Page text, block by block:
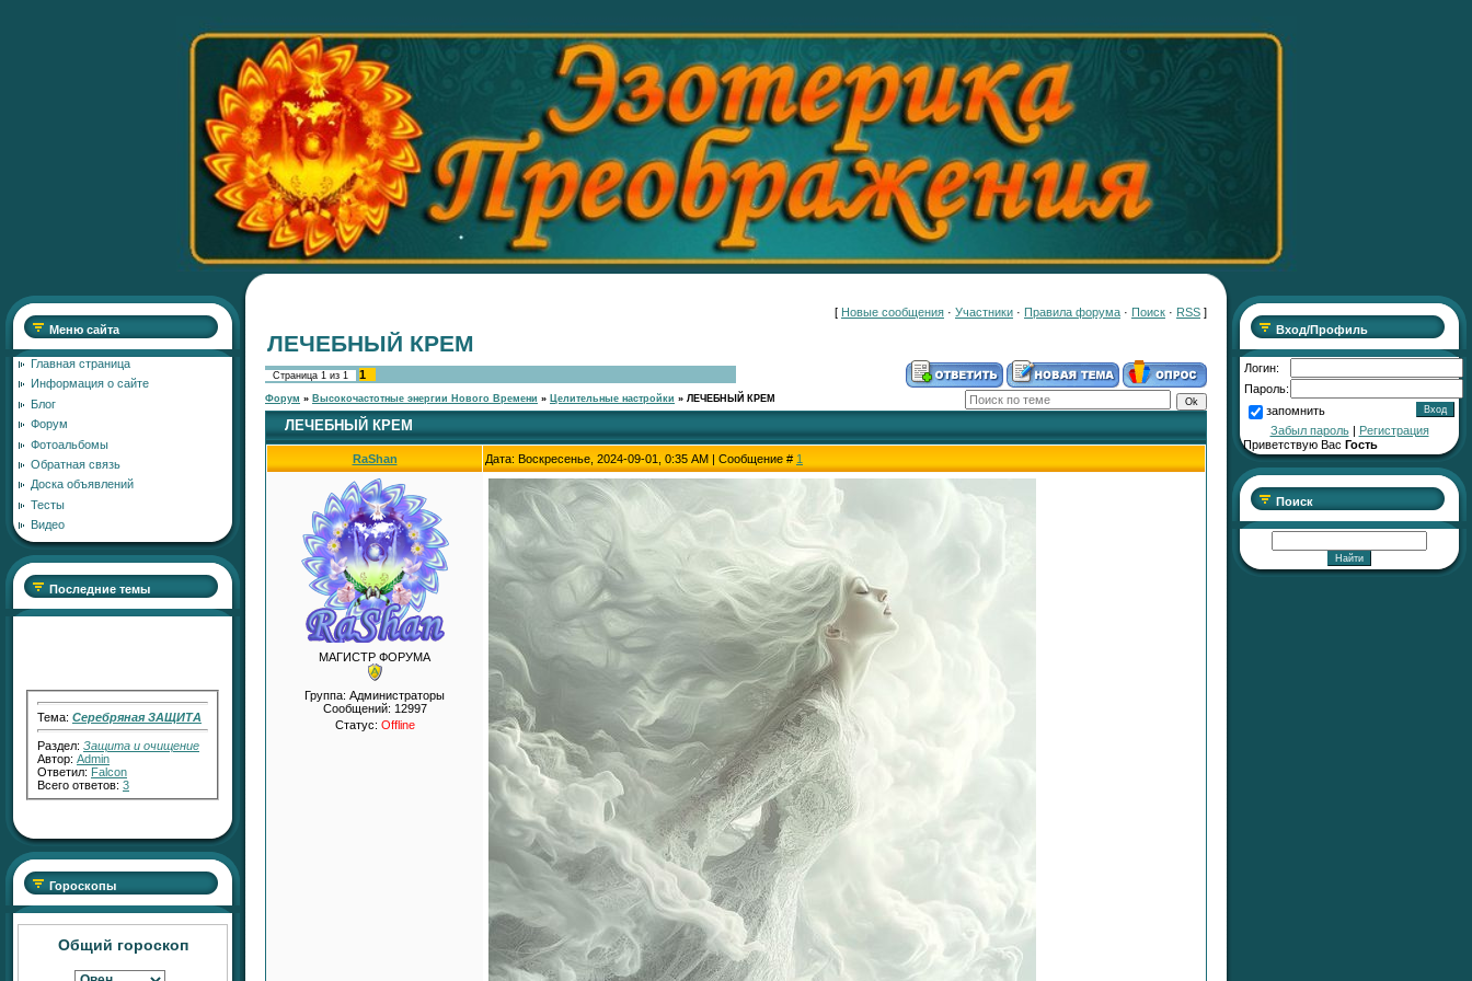
Меню сайта
Главная страница
Информация о сайте
Блог
Форум
Фотоальбомы
Обратная связь
Доска объявлений
Тесты
Видео
Последние темы
Тема:Серебряная ЗАЩИТА
Раздел:Защита и очищение
Автор:Admin
Ответил:Falcon
Всего ответов:3
Тема:"Серебряный Голос"
Раздел:
Автор:RaShan
Ответил:Transfiguration
Гороскопы
Общий гороскоп
[ Новые сообщения · Участники · Правила форума · Поиск · RSS ]
ЛЕЧЕБНЫЙ КРЕМ
Страница 1 из 1 1
Форум » Высокочастотные энергии Нового Времени » Целительные настройки » ЛЕЧЕБНЫЙ КРЕМ
ЛЕЧЕБНЫЙ КРЕМ
RaShan Дата: Воскресенье, 2024-09-01, 0:35 AM | Сообщение # 1
МАГИСТР ФОРУМА
Группа: Администраторы
Сообщений: 12997
Статус: Offline
Вход/Профиль
Логин:
Пароль:
запомнить
Забыл пароль| Регистрация
Приветствую Вас Гость
Поиск